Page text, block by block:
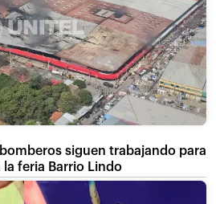
siguen trabajando para
feria Barrio Lindo